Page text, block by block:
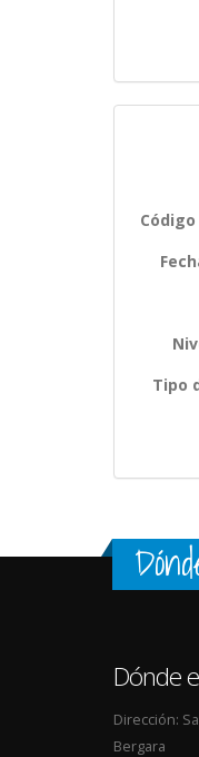
Tipo
Dónde
Dirección:
Bergara